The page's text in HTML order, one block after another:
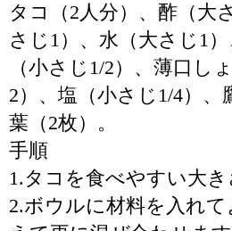
タコ（2人分）、酢（大
さじ1）、水（大さじ1
（小さじ1/2）、薄口し
2）、塩（小さじ1/4）、
葉（2枚）。
手順
1.タコを食べやすい大き
2.ボウルに材料を入れ